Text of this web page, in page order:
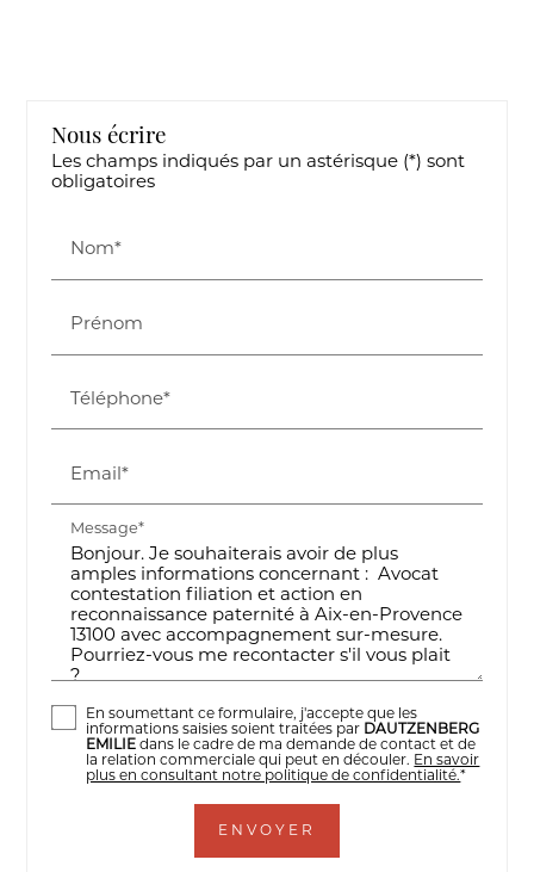
Nous écrire
Les champs indiqués par un astérisque (*) sont
obligatoires
Nom*
Prénom
Téléphone*
Email*
Message*
En soumettant ce formulaire, j'accepte que les
informations saisies soient traitées par DAUTZENBERG
EMILIE dans le cadre de ma demande de contact et de
la relation commerciale qui peut en découler. En savoir
plus en consultant notre politique de confidentialité.*